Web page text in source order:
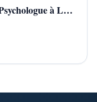
Véronique Camel Maire — Psychologue à Le Havre